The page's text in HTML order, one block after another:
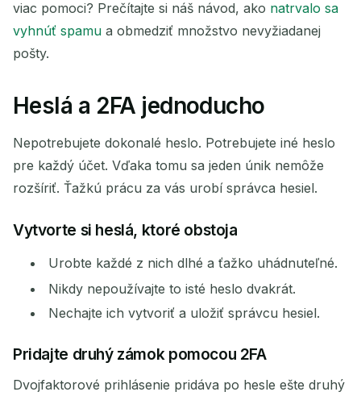
viac pomoci? Prečítajte si náš návod, ako natrvalo sa
vyhnúť spamu a obmedziť množstvo nevyžiadanej
pošty.
Heslá a 2FA jednoducho
Nepotrebujete dokonalé heslo. Potrebujete iné heslo
pre každý účet. Vďaka tomu sa jeden únik nemôže
rozšíriť. Ťažkú prácu za vás urobí správca hesiel.
Vytvorte si heslá, ktoré obstoja
Urobte každé z nich dlhé a ťažko uhádnuteľné.
Nikdy nepoužívajte to isté heslo dvakrát.
Nechajte ich vytvoriť a uložiť správcu hesiel.
Pridajte druhý zámok pomocou 2FA
Dvojfaktorové prihlásenie pridáva po hesle ešte druhý